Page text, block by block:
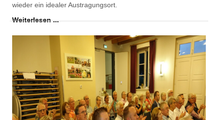
wieder ein idealer Austragungsort.
Weiterlesen ...